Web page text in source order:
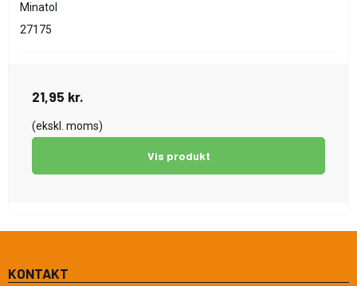
Minatol
27175
21,95 kr.
(ekskl. moms)
Vis produkt
KONTAKT